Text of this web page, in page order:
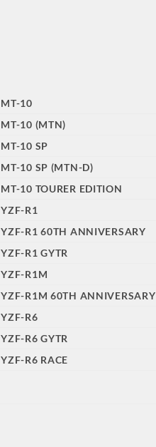
MT-10
MT-10 (MTN)
MT-10 SP
MT-10 SP (MTN-D)
MT-10 TOURER EDITION
YZF-R1
YZF-R1 60TH ANNIVERSARY
YZF-R1 GYTR
YZF-R1M
YZF-R1M 60TH ANNIVERSARY
YZF-R6
YZF-R6 GYTR
YZF-R6 RACE